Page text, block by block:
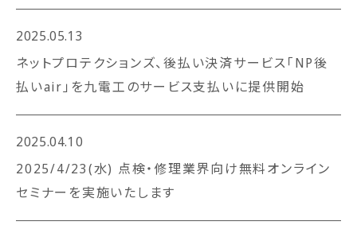
2025.05.13
ネットプロテクションズ、後払い決済サービス「NP後
払いair」を九電工のサービス支払いに提供開始
2025.04.10
2025/4/23(水) 点検・修理業界向け無料オンライン
セミナーを実施いたします